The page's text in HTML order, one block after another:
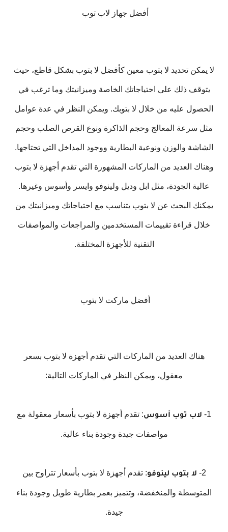
أفضل جهاز لاب توب
لا يمكن تحديد لا بتوب معين كأفضل لا بتوب بشكل قاطع، حيث
يتوقف ذلك على احتياجاتك الخاصة وميزانيتك وما ترغب في
الحصول عليه من خلال لا بتوبك. ويمكن النظر في عدة عوامل
مثل سرعة المعالج وحجم الذاكرة ونوع القرص الصلب وحجم
الشاشة والوزن ونوعية البطارية ووجود المداخل التي تحتاجها.
وهناك العديد من الماركات المشهورة التي تقدم أجهزة لا بتوب
عالية الجودة، مثل ابل وديل ولينوفو وايسر وأسوس وغيرها.
يمكنك البحث عن لا بتوب يتناسب مع احتياجاتك وميزانيتك من
خلال قراءة تقييمات المستخدمين والمراجعات والمواصفات
التقنية للأجهزة المختلفة.
أفضل ماركت لا بتوب
هناك العديد من الماركات التي تقدم أجهزة لا بتوب بسعر
معقول، ويمكن النظر في الماركات التالية:
1- لاب توب أسوس: تقدم أجهزة لا بتوب بأسعار معقولة مع
مواصفات جيدة وجودة بناء عالية.
2- لا بتوب لينوفو: تقدم أجهزة لا بتوب بأسعار تتراوح بين
المتوسطة والمنخفضة، وتتميز بعمر بطارية طويل وجودة بناء
جيدة.